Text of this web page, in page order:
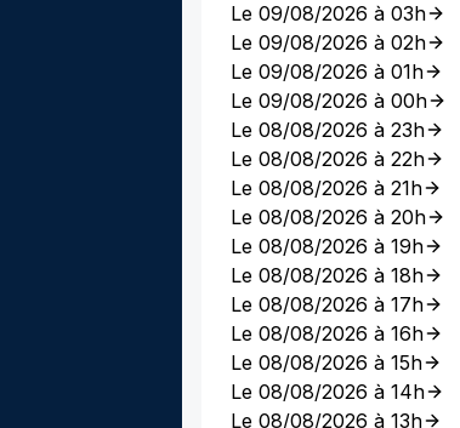
Le 09/08/2026 à 03h
Le 09/08/2026 à 02h
Le 09/08/2026 à 01h
Le 09/08/2026 à 00h
Le 08/08/2026 à 23h
Le 08/08/2026 à 22h
Le 08/08/2026 à 21h
Le 08/08/2026 à 20h
Le 08/08/2026 à 19h
Le 08/08/2026 à 18h
Le 08/08/2026 à 17h
Le 08/08/2026 à 16h
Le 08/08/2026 à 15h
Le 08/08/2026 à 14h
Le 08/08/2026 à 13h